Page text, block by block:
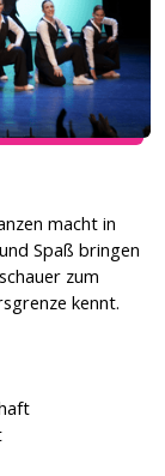
macht in
Spaß bringen
zum
kennt.